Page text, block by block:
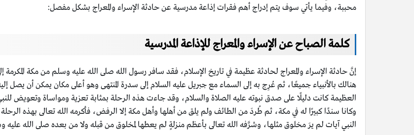
محببة، وفيما يأتي سوف يتم إدراج أهم فقرات إذاعة مدرسية عن حادثة الإسراء والمعراج بشكل مفصل:
كلمة الصباح عن الإسراء والمعراج للإذاعة المدرسية
هنالك بالأنبياء جميعًا، ثم عُرِج به إلى السماء مع جبريل عليه السلام إلى سدرة المنتهى وهو أعلى مكان يمكن أن يصل
العظيمة كانت دليلًا على صدق نبوته عليه الصلاة والسلام، وقد جاءت هذه الرحلة بمثابة تعزية ومواساة وتعويض
وكانا سندًا كبيرًا له في مكة، ثم طُردَ من الطائف ولم يلق من أهلها وأهل مكة إلا الرفض، فأكرمه الله تعالى بهذه الرحلة
النبي آيات لم يرَ مخلوق مثلها، وشرَّفه الله تعالى بأعظم منزلةٍ لم يعطها لمخلوق من قبله ولا من بعده صلى الله عليه